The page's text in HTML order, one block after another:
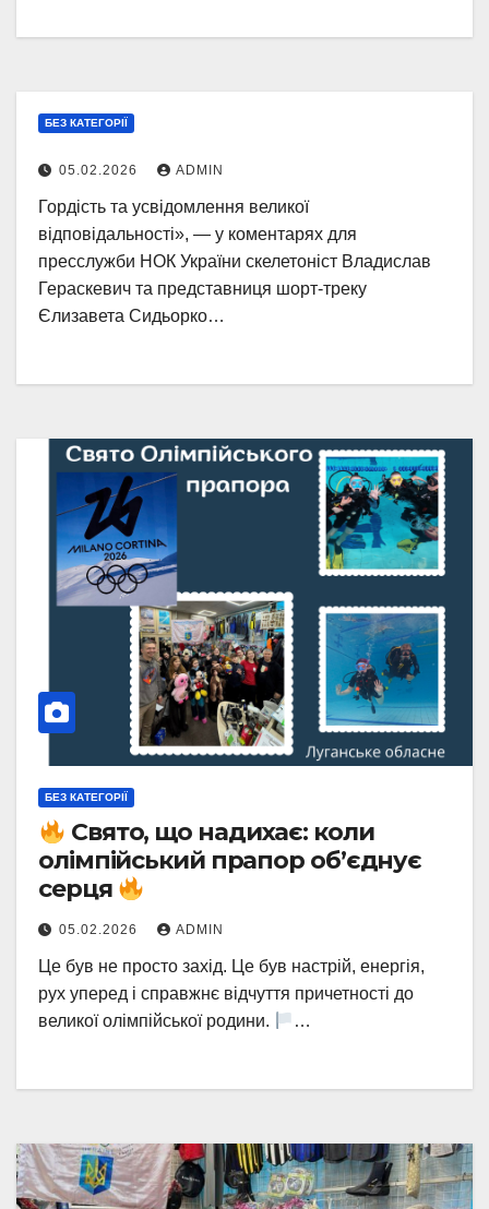
БЕЗ КАТЕГОРІЇ
05.02.2026 ADMIN
Гордість та усвідомлення великої
відповідальності», — у коментарях для
пресслужби НОК України скелетоніст Владислав
Гераскевич та представниця шорт-треку
Єлизавета Сидьорко…
БЕЗ КАТЕГОРІЇ
Свято, що надихає: коли
олімпійський прапор об’єднує
серця
05.02.2026 ADMIN
Це був не просто захід. Це був настрій, енергія,
рух уперед і справжнє відчуття причетності до
великої олімпійської родини.
…